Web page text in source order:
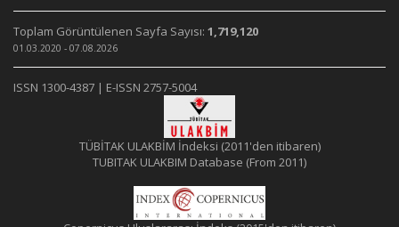
Toplam Görüntülenen Sayfa Sayısı: 1,719,120
01.03.2020 - 07.08.2026
ISSN 1300-4387 | E-ISSN 2757-5004
TÜBİTAK ULAKBİM İndeksi (2011'den itibaren)
TUBITAK ULAKBIM Database (From 2011)